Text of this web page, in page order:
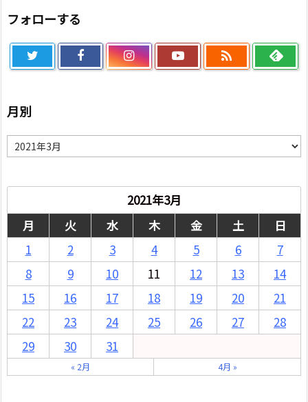
フォローする

月別
月
別
2021年3月
月
火 水 木 金 土
日
1
2 3 4 5 6
7
8
9 10 11 12 13
14
15
16 17 18 19 20
21
22
23 24 25 26 27
28
29
30 31
« 2月 4月 »